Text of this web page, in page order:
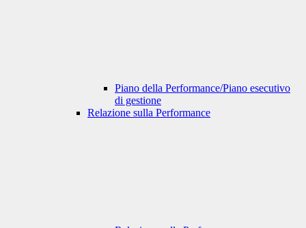
Piano della Performance/Piano esecutivo
di gestione
Relazione sulla Performance